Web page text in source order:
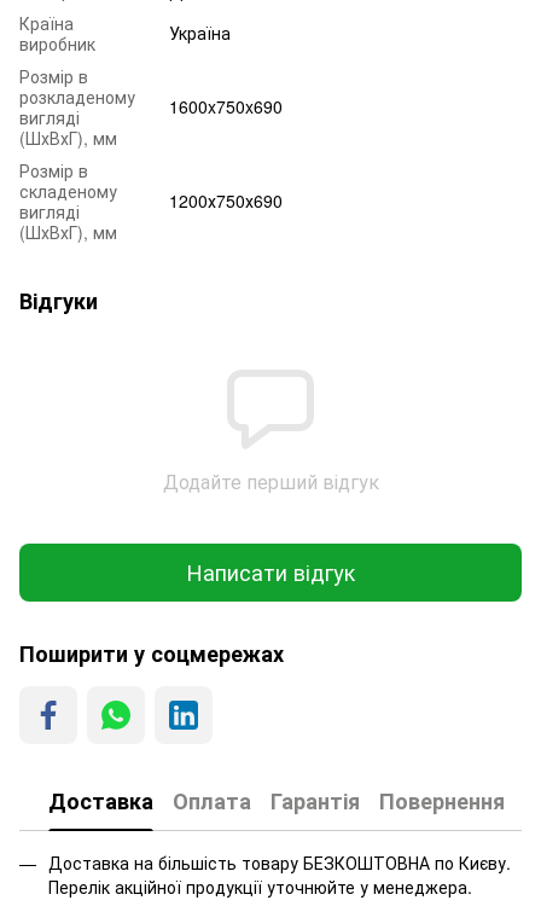
Країна
виробник
Україна
Розмір в
розкладеному
вигляді
(ШхВхГ), мм
1600x750x690
Розмір в
складеному
вигляді
(ШхВхГ), мм
1200х750х690
Відгуки
Додайте перший відгук
Написати відгук
Поширити у соцмережах
Доставка Оплата Гарантія Повернення
Доставка на більшість товару БЕЗКОШТОВНА по Києву.
Перелік акційної продукції уточнюйте у менеджера.